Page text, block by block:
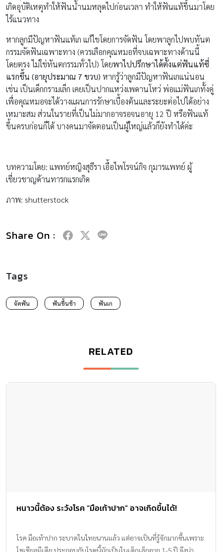
เกิดอุบัติเหตุทำให้ฟันน้ำนมหลุดไปก่อนเวลา ทำให้ฟันแท้ขึ้นมาโดย
ไร้แนวทาง
หากลูกมีปัญหาฟันแท้เก แก้ไขโดยการจัดฟัน โดยพาลูกไปพบทันต
กรรมจัดฟันเฉพาะทาง (ควรเลือกคุณหมอที่จบเฉพาะทางด้านนี้
โดยตรง ไม่ใช่ทันตกรรมทั่วไป) โดยพาไปปรึกษาได้ตั้งแต่ฟันแท้ซี่
แรกขึ้น (อายุประมาณ 7 ขวบ) หากรู้ว่าลูกมีปัญหาฟันเกแน่นอน
เช่น เป็นเด็กกรามเล็ก เคยเป็นปากแหว่งเพดานโหว่ พ่อแม่ฟันเกทั้งคู่
เพื่อคุณหมอจะได้วางแผนการรักษาเบื้องต้นและระยะต่อไปได้อย่าง
เหมาะสม ส่วนในรายที่เป็นไม่มากอาจรอจนอายุ 12 ปี หรือฟันแท้
ขึ้นครบก่อนก็ได้ บางคนมาจัดตอนเป็นผู้ใหญ่แล้วก็ยังทำได้ค่ะ
บทความโดย: แพทย์หญิงสุธีรา เอื้อไพโรจน์กิจ กุมารแพทย์ ผู้
เชี่ยวชาญด้านทารกแรกเกิด
ภาพ: shutterstock
Share On :
Tags
จัดฟัน ฟันขึ้นช้า ฟันเก
RELATED
หนาวนี้ต้อง ระวังโรค “มือเท้าปาก” อาจเกิดขึ้นได้!
โรค มือเท้าปาก ระบาดในไทยนานแล้ว แต่อาจเป็นที่รู้จักมากขึ้นเพราะ
โซเชียลมีเดีย ประกอบกับโรคนี้มักเป็นในเด็กเล็กอายุ 1-5 ปี จึงน่า